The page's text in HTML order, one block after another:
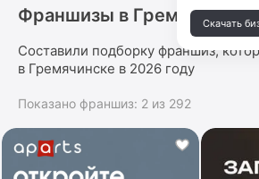
Франшизы в Гремячинске
Составили подборку франшиз,
в Гремячинске в 2026 году
Показано франшиз: 2 из 292
Скачать